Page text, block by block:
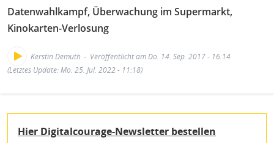
Datenwahlkampf, Überwachung im Supermarkt,
Kinokarten-Verlosung
Kerstin Demuth
Veröffentlicht am Do. 14. Sep. 2017 - 16:14
(Letztes Update: Mo. 25. Jul. 2022 - 11:18)
Hier Digitalcourage-Newsletter bestellen